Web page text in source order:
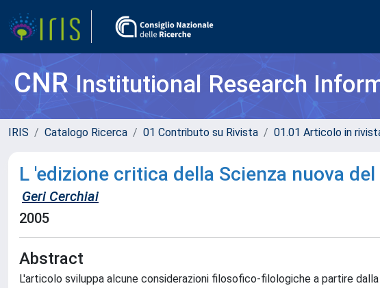
CNRInstitutional Research
IRIS Catalogo Ricerca 01 Contributo su Rivista 01.01 Articolo in
L 'edizione critica della Scienza nuova
Geri Cerchiai
2005
Abstract
L'articolo sviluppa alcune considerazioni filosofico-filologiche a partire